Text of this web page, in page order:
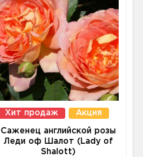
Хит продаж Акция
Саженец английской розы
Леди оф Шалот (Lady of
Shalott)